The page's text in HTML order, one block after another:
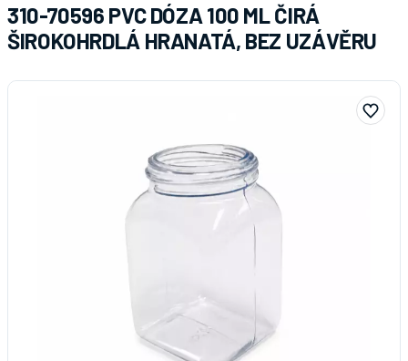
310-70596 PVC DÓZA 100 ML ČIRÁ
ŠIROKOHRDLÁ HRANATÁ, BEZ UZÁVĚRU